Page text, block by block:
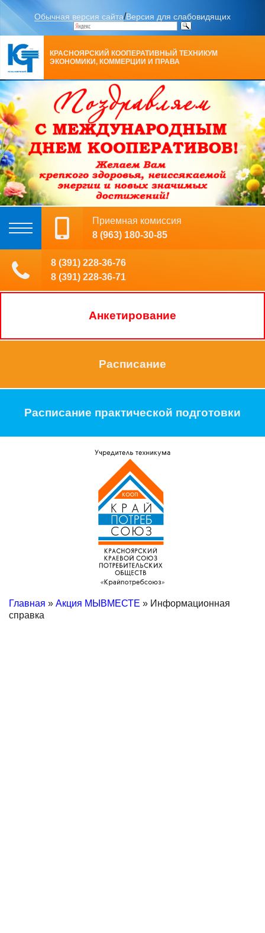
Обычная версия сайта/Версия для слабовидящих
КРАСНОЯРСКИЙ КООПЕРАТИВНЫЙ ТЕХНИКУМ
ЭКОНОМИКИ, КОММЕРЦИИ И ПРАВА
Приемная комиссия
8 (963) 180-30-85
8 (391) 228-36-76
8 (391) 228-36-71
Анкетирование
Расписание
Расписание практической подготовки
Главная » Акция МЫВМЕСТЕ » Информационная
справка